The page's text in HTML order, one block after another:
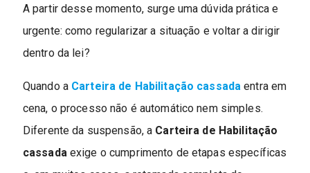
A partir desse momento, surge uma dúvida prática e
urgente: como regularizar a situação e voltar a dirigir
dentro da lei?
Quando a Carteira de Habilitação cassada entra em
cena, o processo não é automático nem simples.
Diferente da suspensão, a Carteira de Habilitação
cassada exige o cumprimento de etapas específicas